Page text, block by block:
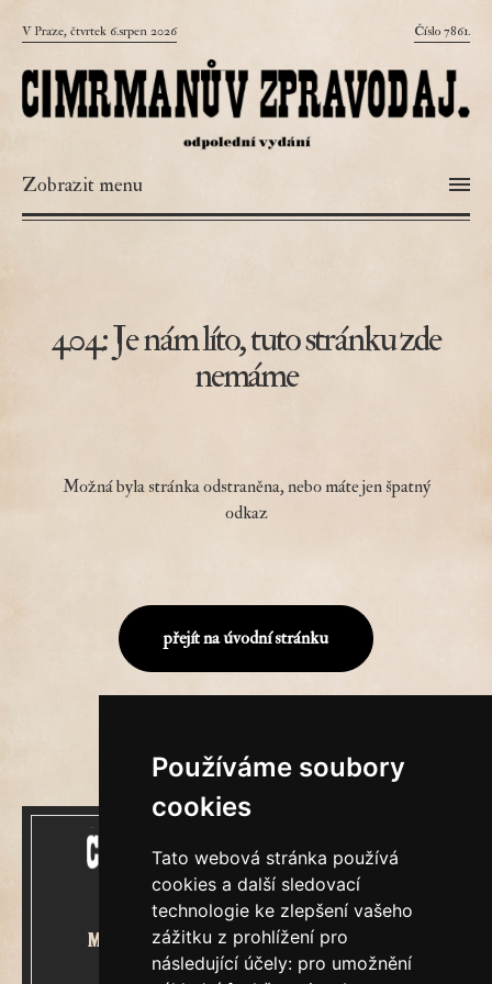
Používáme soubory
cookies
Tato webová stránka používá
cookies a další sledovací
technologie ke zlepšení vašeho
zážitku z prohlížení pro
následující účely: pro umožnění
V Praze, čtvrtek 6.srpen 2026 Číslo 7861.
Zobrazit menu
404: Je nám líto, tuto stránku zde
nemáme
Možná byla stránka odstraněna, nebo máte jen špatný
odkaz
přejít na úvodní stránku
Mecenášem Cimrmanova Zpravodaje
je společnost